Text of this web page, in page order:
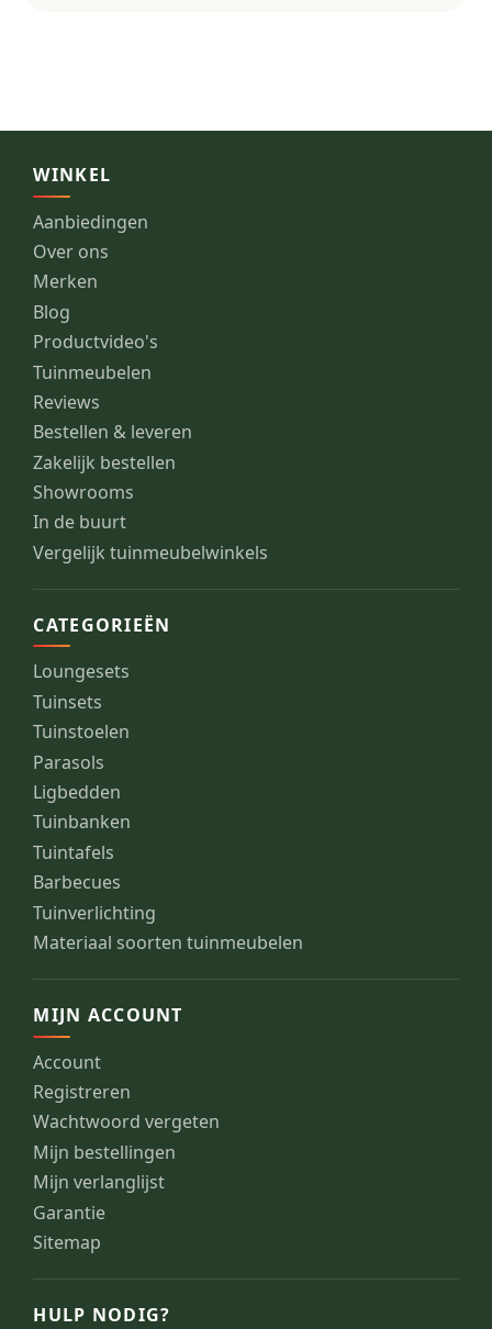
WINKEL
Aanbiedingen
Over ons
Merken
Blog
Productvideo's
Tuinmeubelen
Reviews
Bestellen & leveren
Zakelijk bestellen
Showrooms
In de buurt
Vergelijk tuinmeubelwinkels
CATEGORIEËN
Loungesets
Tuinsets
Tuinstoelen
Parasols
Ligbedden
Tuinbanken
Tuintafels
Barbecues
Tuinverlichting
Materiaal soorten tuinmeubelen
MIJN ACCOUNT
Account
Registreren
Wachtwoord vergeten
Mijn bestellingen
Mijn verlanglijst
Garantie
Sitemap
HULP NODIG?